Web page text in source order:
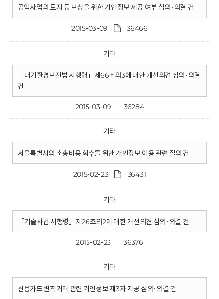
공익사업의 토지 등 보상을 위한 개인정보 제공 여부 심의·의결 건
2015-03-09 36466
기타
「대기환경보전법 시행령」제66조의3에 대한 개선의견 심의·의결
건
2015-03-09 36284
기타
서울특별시의 소송비용 회수를 위한 개인정보 이용 관련 질의 건
2015-02-23 36431
기타
「기술사법 시행령」제26조의2에 대한 개선의견 심의·의결 건
2015-02-23 36376
기타
신용카드 변칙거래 관련 개인정보 제3자 제공 심의·의결 건